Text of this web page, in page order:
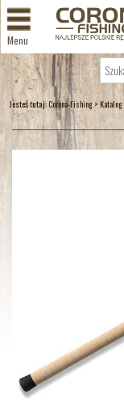
Menu
Jesteś tutaj:Corona-Fishing>